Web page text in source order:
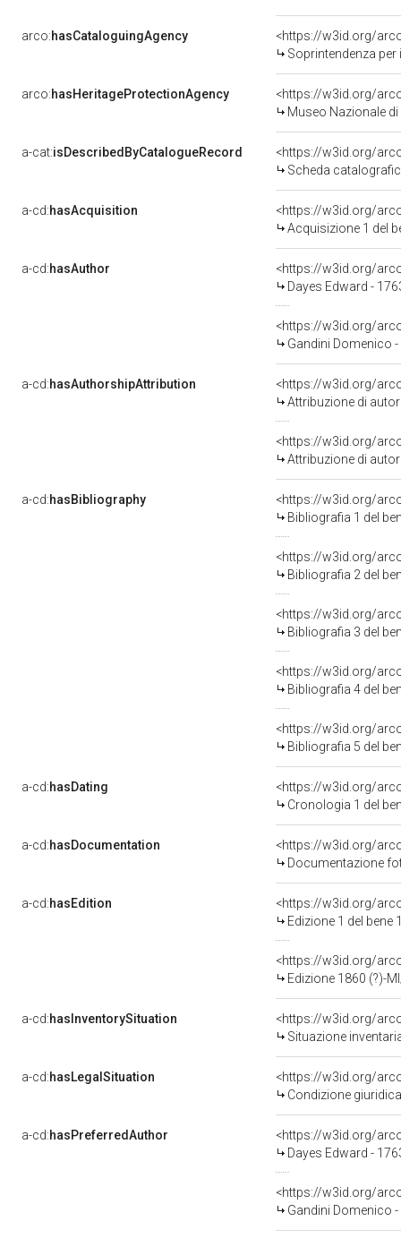
arco:hasCataloguingAgency
<https://w3id.org/
Soprintendenza
arco:hasHeritageProtectionAgency
<https://w3id.org/
Museo Nazionale
a-cat:isDescribedByCatalogueRecord
<https://w3id.org/
Scheda
a-cd:hasAcquisition
<https://w3id.org/
Acquisizione 1 del
a-cd:hasAuthor
<https://w3id.org/
Dayes Edward -
<https://w3id.org/
Gandini Domenico
a-cd:hasAuthorshipAttribution
<https://w3id.org/
Attribuzione di
<https://w3id.org/
Attribuzione di
a-cd:hasBibliography
<https://w3id.org/
Bibliografia 1 del
<https://w3id.org/
Bibliografia 2 del
<https://w3id.org/
Bibliografia 3 del
<https://w3id.org/
Bibliografia 4 del
<https://w3id.org/
Bibliografia 5 del
a-cd:hasDating
<https://w3id.org/
Cronologia 1 del
a-cd:hasDocumentation
Documentazione
a-cd:hasEdition
<https://w3id.org/
Edizione 1 del bene
<https://w3id.org/
Edizione 1860 (?)-
a-cd:hasInventorySituation
<https://w3id.org/
Situazione
a-cd:hasLegalSituation
Condizione
a-cd:hasPreferredAuthor
<https://w3id.org/
Dayes Edward -
<https://w3id.org/
Gandini Domenico